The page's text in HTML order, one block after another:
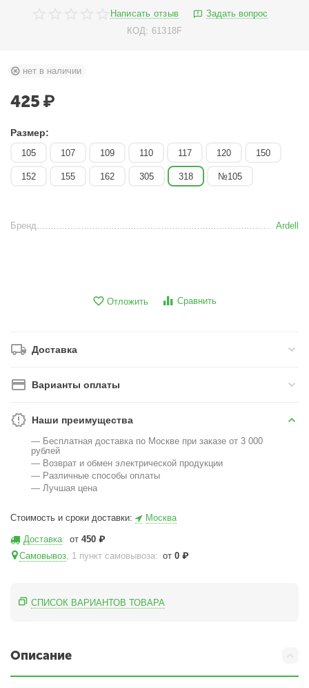
Написать отзыв
Задать вопрос
КОД: 61318F
нет в наличии
425 ₽
Размер:
105 107 109 110 117 120 150
152 155 162 305 318 №105
Бренд Ardell
Отложить Сравнить
Доставка
Варианты оплаты
Наши преимущества
— Бесплатная доставка по Москве при заказе от 3 000
рублей
— Возврат и обмен электрической продукции
— Различные способы оплаты
— Лучшая цена
Стоимость и сроки доставки: Москва
Доставка: от450 ₽
Самовывоз, 1 пункт самовывоза: от0 ₽
СПИСОК ВАРИАНТОВ ТОВАРА
Описание